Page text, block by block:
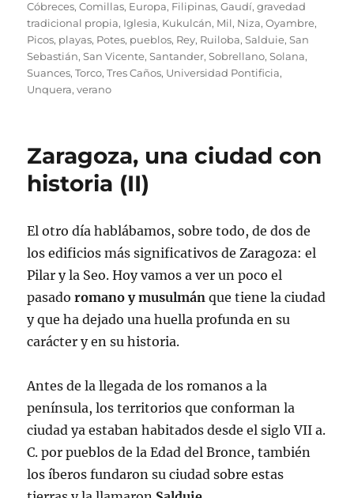
Cóbreces,Comillas, Europa, Filipinas,Gaudí,gravedad
tradicional propia, Iglesia, Kukulcán, Mil, Niza,Oyambre,
Picos, playas, Potes, pueblos, Rey, Ruiloba,Salduie,San
Sebastián,San Vicente,Santander,Sobrellano,Solana,
Suances,Torco,Tres Caños, Universidad Pontificia,
Unquera,verano
Zaragoza, una ciudad con
historia (II)
El otro día hablábamos, sobre todo, de dos de
los edificios más significativos de Zaragoza: el
Pilar y la Seo. Hoy vamos a ver un poco el
pasadoromano y musulmán que tiene la ciudad
y que ha dejado una huella profunda en su
carácter y en su historia.
Antes de la llegada de los romanos a la
península, los territorios que conforman la
ciudad ya estaban habitados desde el siglo VII a.
C. por pueblos de la Edad del Bronce, también
los íberos fundaron su ciudad sobre estas